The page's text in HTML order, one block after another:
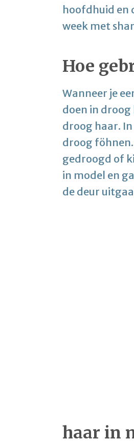
hoofdhuid en
week met
Hoe
Wanneer je
doen in
droog haar.
droog föhnen.
gedroogd of
in model en
de deur
haar in